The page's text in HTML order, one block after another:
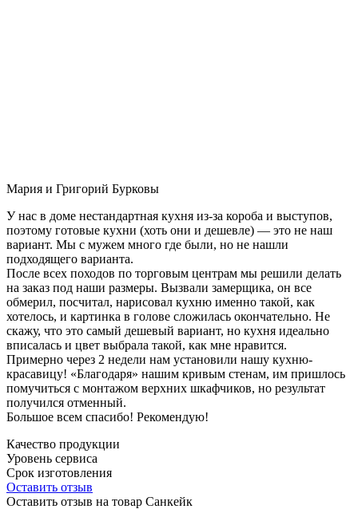
Мария и Григорий Бурковы
У нас в доме нестандартная кухня из-за короба и выступов,
поэтому готовые кухни (хоть они и дешевле) — это не наш
вариант. Мы с мужем много где были, но не нашли
подходящего варианта.
После всех походов по торговым центрам мы решили делать
на заказ под наши размеры. Вызвали замерщика, он все
обмерил, посчитал, нарисовал кухню именно такой, как
хотелось, и картинка в голове сложилась окончательно. Не
скажу, что это самый дешевый вариант, но кухня идеально
вписалась и цвет выбрала такой, как мне нравится.
Примерно через 2 недели нам установили нашу кухню-
красавицу! «Благодаря» нашим кривым стенам, им пришлось
помучиться с монтажом верхних шкафчиков, но результат
получился отменный.
Большое всем спасибо! Рекомендую!
Качество продукции
Уровень сервиса
Срок изготовления
Оставить отзыв
Оставить отзыв на товар Санкейк